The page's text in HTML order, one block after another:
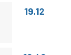
19.12